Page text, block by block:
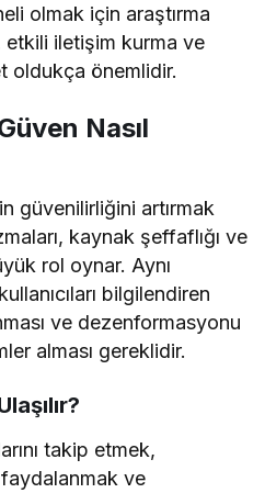
olmak için araştırma
etkili iletişim kurma ve
oldukça önemlidir.
Nasıl
güvenilirliğini artırmak
kaynak şeffaflığı ve
rol oynar. Aynı
bilgilendiren
ve dezenformasyonu
alması gereklidir.
takip etmek,
ve